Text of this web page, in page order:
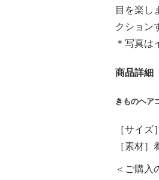
目を楽し
クション
＊写真は
商品詳細
きものヘア
［サイ
［素材］
＜ご購入